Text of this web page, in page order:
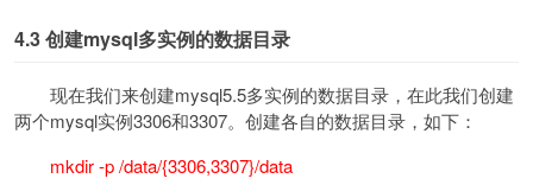
4.3创建mysql多实例的数据目录
现在我们来创建mysql5.5多实例的数据目录，在此我们创建
两个mysql实例3306和3307。创建各自的数据目录，如下：
mkdir -p /data/{3306,3307}/data